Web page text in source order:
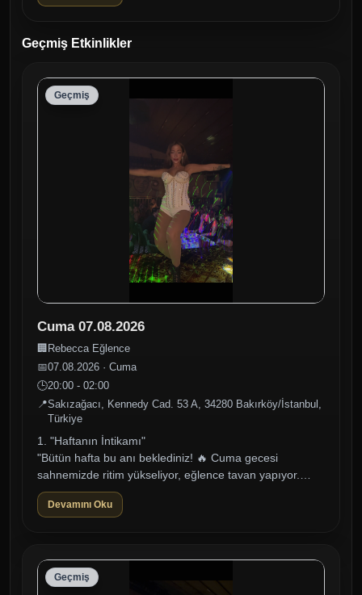
Geçmiş Etkinlikler
Geçmiş
Cuma 07.08.2026
🏢Rebecca Eğlence
📅07.08.2026 · Cuma
🕒20:00 - 02:00
📍Sakızağacı, Kennedy Cad. 53 A, 34280 Bakırköy/İstanbul,
Türkiye
1. "Haftanın İntikamı"
"Bütün hafta bu anı beklediniz! 🔥 Cuma gecesi
sahnemizde ritim yükseliyor, eğlence tavan yapıyor.
Dansçı kızlarımızın büyüleyici şovları, DJ kabininden
yük...
Devamını Oku
Geçmiş